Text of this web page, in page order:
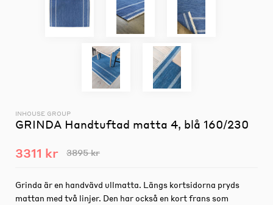
INHOUSE GROUP
GRINDA Handtuftad matta 4, blå 160/230
3311 kr 3895 kr
Grinda är en handvävd ullmatta. Längs kortsidorna pryds
mattan med två linjer. Den har också en kort frans som